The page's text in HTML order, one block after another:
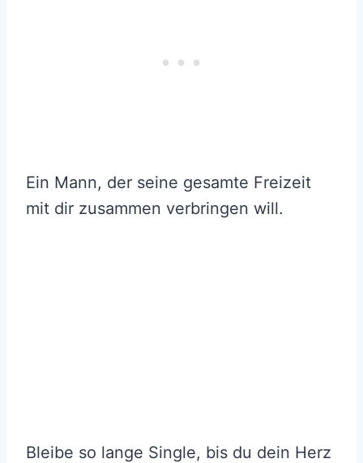
Ein Mann, der seine gesamte Freizeit
mit dir zusammen verbringen will.
Bleibe so lange Single, bis du dein Herz